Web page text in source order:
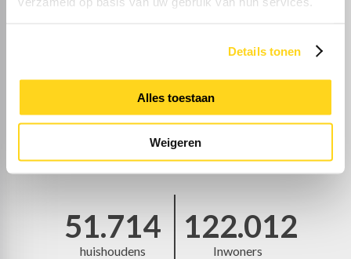
Details tonen
Alles toestaan
Weigeren
35%
Met kinderen
51.714
huishoudens
122.012
Inwoners